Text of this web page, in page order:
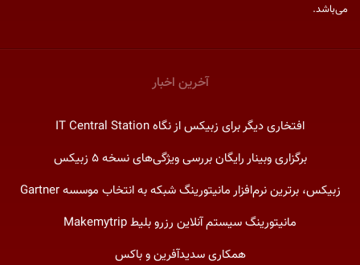
می‌باشد.
آخرین اخبار
افتخاری دیگر برای زبیکس از نگاه IT Central Station
برگزاری وبینار رایگان بررسی ویژگی‌های نسخه ۵ زبیکس
زبیکس، برترین نرم‌افزار مانیتورینگ شبکه به انتخاب موسسه Gartner
مانیتورینگ سیستم آنلاین رزرو بلیط Makemytrip
همکاری سدیدآفرین و باکس